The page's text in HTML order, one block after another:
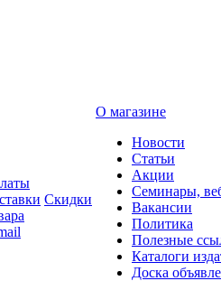
Скидки
О магазине
Новости
Статьи
Акции
Семинары,
Вакансии
Политика
Полезные
Каталоги
Доска